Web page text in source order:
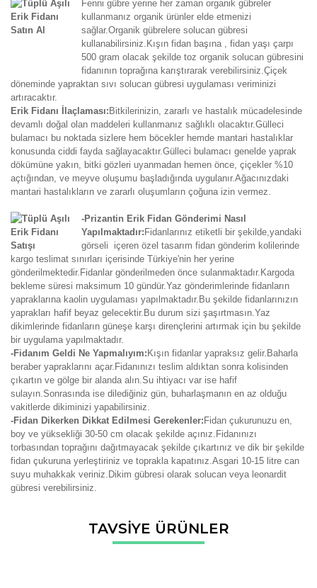
Fenni gübre yerine her zaman organik gübreler
kullanmanız organik ürünler elde etmenizi
sağlar.Organik gübrelere solucan gübresi
kullanabilirsiniz.Kışın fidan başına , fidan yaşı çarpı
500 gram olacak şekilde toz organik solucan gübresini
fidanının toprağına karıştırarak verebilirsiniz.Çiçek
döneminde yapraktan sıvı solucan gübresi uygulaması veriminizi
artıracaktır.
Erik Fidanı İlaçlaması: Bitkilerinizin, zararlı ve hastalık mücadelesinde
devamlı doğal olan maddeleri kullanmanız sağlıklı olacaktır.Gülleci
bulamacı bu noktada sizlere hem böcekler hemde mantari hastalıklar
konusunda ciddi fayda sağlayacaktır.Gülleci bulamacı genelde yaprak
dökümüne yakın, bitki gözleri uyanmadan hemen önce, çiçekler %10
açtığından, ve meyve oluşumu başladığında uygulanır.Ağacınızdaki
mantari hastalıkların ve zararlı oluşumların çoğuna izin vermez.
-Prizantin Erik Fidan Gönderimi Nasıl
Yapılmaktadır: Fidanlarınız etiketli bir şekilde,yandaki
görseli içeren özel tasarım fidan gönderim kolilerinde
kargo teslimat sınırları içerisinde Türkiye'nin her yerine
gönderilmektedir.Fidanlar gönderilmeden önce sulanmaktadır.Kargoda
bekleme süresi maksimum 10 gündür.Yaz gönderimlerinde fidanların
yapraklarına kaolin uygulaması yapılmaktadır.Bu şekilde fidanlarınızın
yaprakları hafif beyaz gelecektir.Bu durum sizi şaşırtmasın.Yaz
dikimlerinde fidanların güneşe karşı dirençlerini artırmak için bu şekilde
bir uygulama yapılmaktadır.
-Fidanım Geldi Ne Yapmalıyım: Kışın fidanlar yapraksız gelir.Baharla
beraber yapraklarını açar.Fidanınızı teslim aldıktan sonra kolisinden
çıkartın ve gölge bir alanda alın.Su ihtiyacı var ise hafif
sulayın.Sonrasında ise dilediğiniz gün, buharlaşmanın en az olduğu
vakitlerde dikiminizi yapabilirsiniz.
-Fidan Dikerken Dikkat Edilmesi Gerekenler: Fidan çukurunuzu en,
boy ve yüksekliği 30-50 cm olacak şekilde açınız.Fidanınızı
torbasından toprağını dağıtmayacak şekilde çıkartınız ve dik bir şekilde
fidan çukuruna yerleştiriniz ve toprakla kapatınız.Asgari 10-15 litre can
suyu muhakkak veriniz.Dikim gübresi olarak solucan veya leonardit
gübresi verebilirsiniz.
Bu ürüne ilk yorumu siz yapın!
Bu ürünün fiyat bilgisi, resim, ürün açıklamalarında ve diğer
konularda yetersiz gördüğünüz noktaları öneri formunu
TAVSİYE ÜRÜNLER